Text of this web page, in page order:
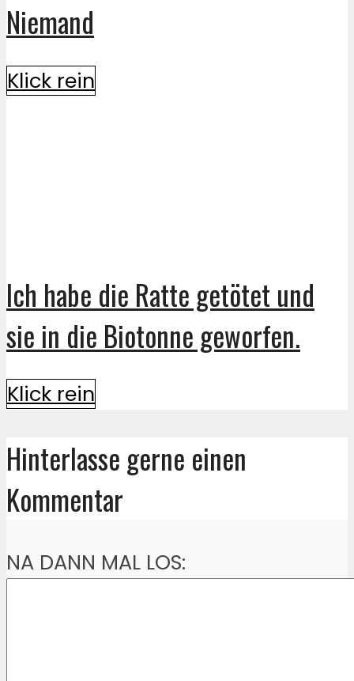
Niemand
Klick rein
Ich habe die Ratte getötet und
sie in die Biotonne geworfen.
Klick rein
Hinterlasse gerne einen
Kommentar
NA DANN MAL LOS: